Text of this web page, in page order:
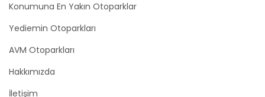
Konumuna En Yakın Otoparklar
Yediemin Otoparkları
AVM Otoparkları
Hakkımızda
İletişim